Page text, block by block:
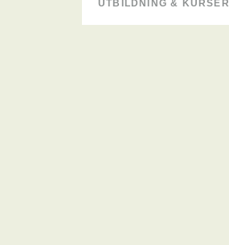
UTBILDNING & KURSER